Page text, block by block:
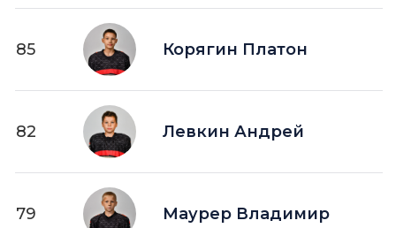
85 Корягин Платон
82 Левкин Андрей
79 Маурер Владимир